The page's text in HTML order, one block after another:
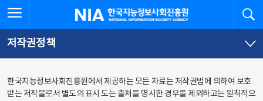
문
로
가
체
뉴
바
가
한국지능정보사회진흥원
저작권정책
한국지능정보사회진흥원에서 제공하는 모든 자료는 저작권법에 의하여 보호
받는 저작물로서 별도의 표시 도는 출처를 명시한 경우를 제외하고는 원칙적으